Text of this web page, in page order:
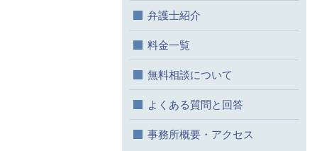
弁護士紹介
料金一覧
無料相談について
よくある質問と回答
事務所概要・アクセス